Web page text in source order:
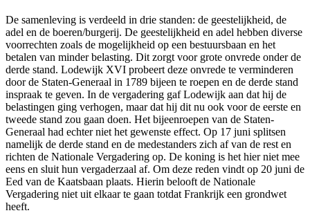
De samenleving is verdeeld in drie standen: de geestelijkheid, de
adel en de boeren/burgerij. De geestelijkheid en adel hebben diverse
voorrechten zoals de mogelijkheid op een bestuursbaan en het
betalen van minder belasting. Dit zorgt voor grote onvrede onder de
derde stand. Lodewijk XVI probeert deze onvrede te verminderen
door de Staten-Generaal in 1789 bijeen te roepen en de derde stand
inspraak te geven. In de vergadering gaf Lodewijk aan dat hij de
belastingen ging verhogen, maar dat hij dit nu ook voor de eerste en
tweede stand zou gaan doen. Het bijeenroepen van de Staten-
Generaal had echter niet het gewenste effect. Op 17 juni splitsen
namelijk de derde stand en de medestanders zich af van de rest en
richten de Nationale Vergadering op. De koning is het hier niet mee
eens en sluit hun vergaderzaal af. Om deze reden vindt op 20 juni de
Eed van de Kaatsbaan plaats. Hierin belooft de Nationale
Vergadering niet uit elkaar te gaan totdat Frankrijk een grondwet
heeft.